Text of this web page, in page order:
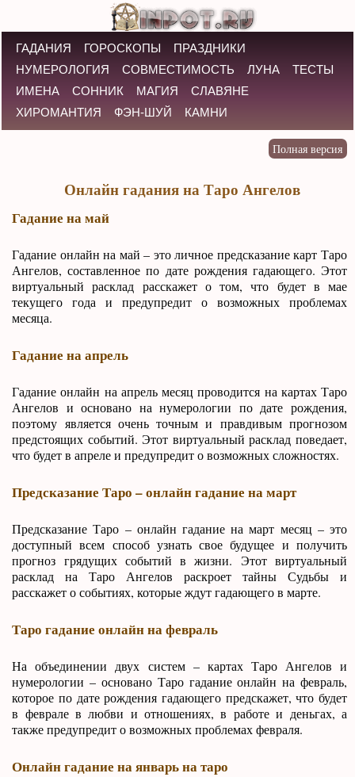
ГАДАНИЯ ГОРОСКОПЫ
ПРАЗДНИКИ
НУМЕРОЛОГИЯ
СОВМЕСТИМОСТЬ ЛУНА
ТЕСТЫ
ИМЕНА
СОННИК МАГИЯ
СЛАВЯНЕ
ХИРОМАНТИЯ
ФЭН-ШУЙ КАМНИ
Онлайн гадания на Таро Ангелов
Гадание на май
Гадание онлайн на май – это личное предсказание карт Таро
Ангелов, составленное по дате рождения гадающего. Этот
виртуальный расклад расскажет о том, что будет в мае
текущего года и предупредит о возможных проблемах
месяца.
Гадание на апрель
Гадание онлайн на апрель месяц проводится на картах Таро
Ангелов и основано на нумерологии по дате рождения,
поэтому является очень точным и правдивым прогнозом
предстоящих событий. Этот виртуальный расклад поведает,
что будет в апреле и предупредит о возможных сложностях.
Предсказание Таро – онлайн гадание на март
Предсказание Таро – онлайн гадание на март месяц – это
доступный всем способ узнать свое будущее и получить
прогноз грядущих событий в жизни. Этот виртуальный
расклад на Таро Ангелов раскроет тайны Судьбы и
расскажет о событиях, которые ждут гадающего в марте.
Таро гадание онлайн на февраль
На объединении двух систем – картах Таро Ангелов и
нумерологии – основано Таро гадание онлайн на февраль,
которое по дате рождения гадающего предскажет, что будет
в феврале в любви и отношениях, в работе и деньгах, а
также предупредит о возможных проблемах февраля.
Онлайн гадание на январь на таро